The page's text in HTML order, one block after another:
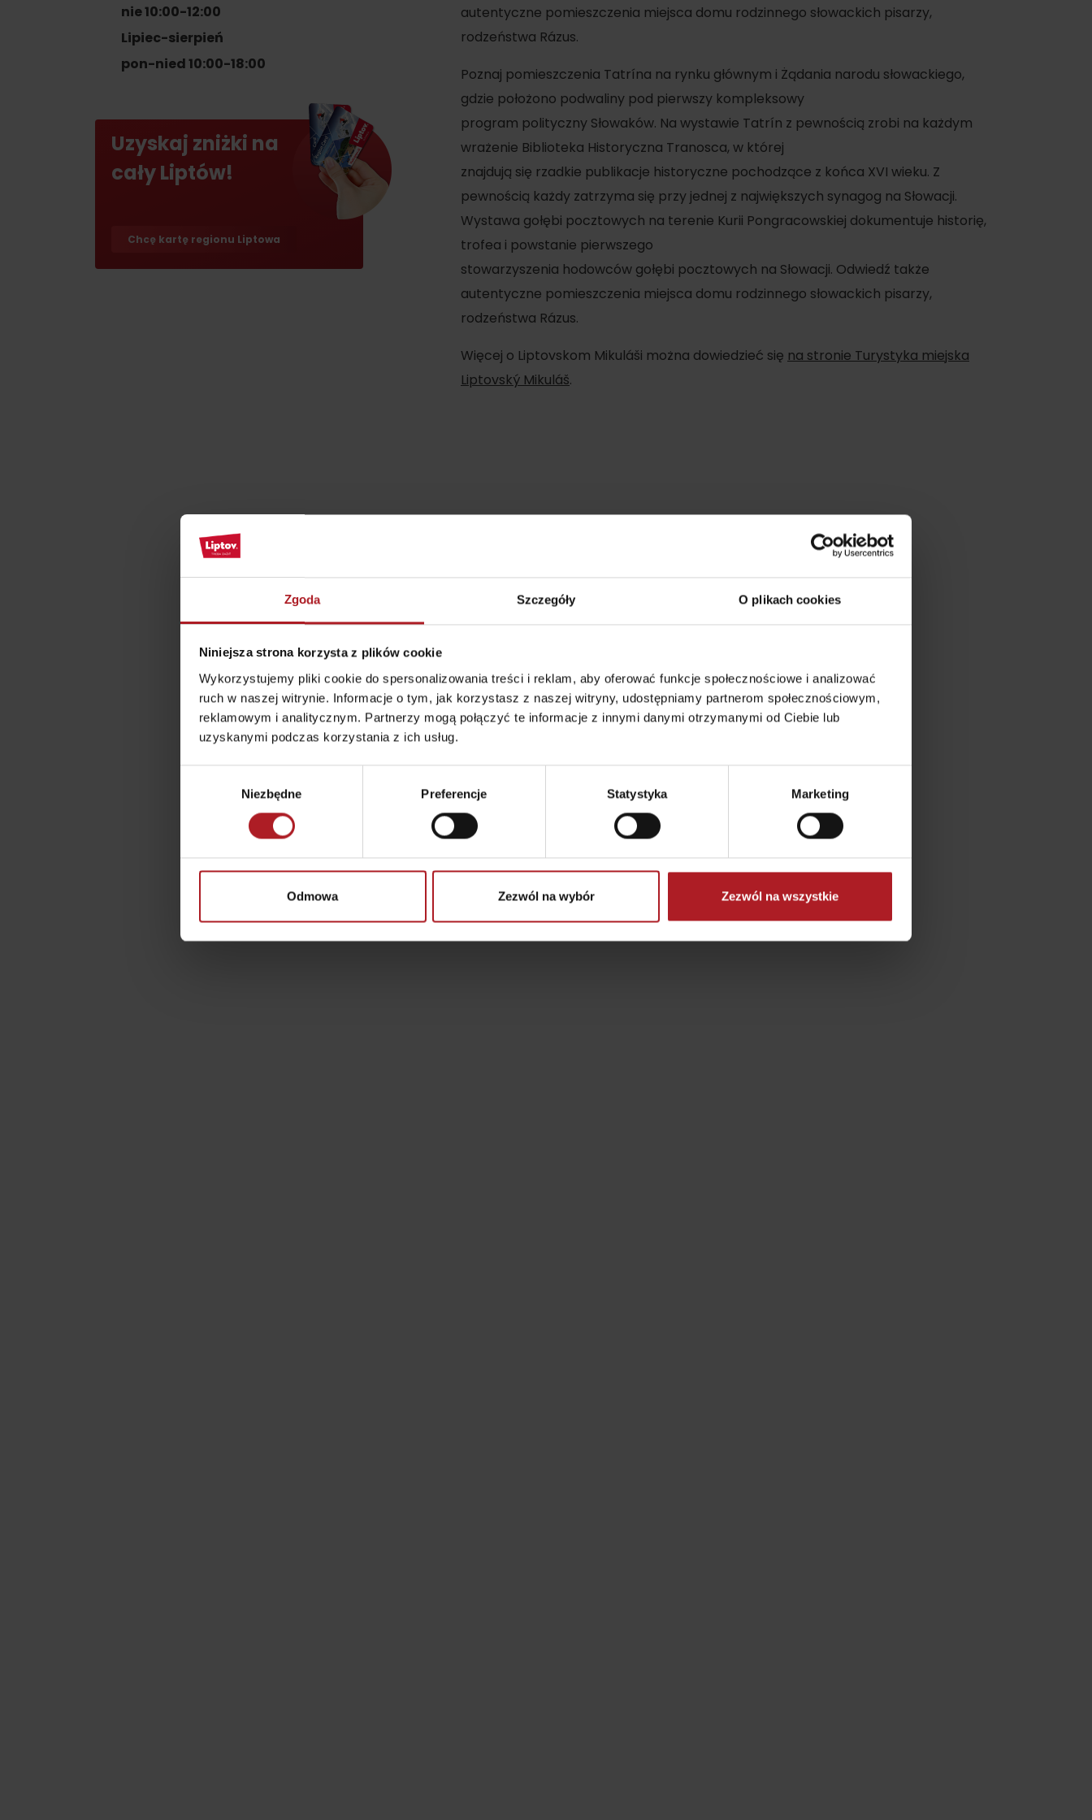
Zgoda Szczegóły O plikach cookies
Niniejsza strona korzysta z plików cookie
Wykorzystujemy pliki cookie do spersonalizowania treści i reklam, aby oferować funkcje społecznościowe i analizować
ruch w naszej witrynie. Informacje o tym, jak korzystasz z naszej witryny, udostępniamy partnerom społecznościowym,
reklamowym i analitycznym. Partnerzy mogą połączyć te informacje z innymi danymi otrzymanymi od Ciebie lub
uzyskanymi podczas korzystania z ich usług.
Niezbędne Preferencje Statystyka Marketing
Odmowa Zezwól na wybór Zezwól na wszystkie
Znajdź go razem z
Liptov Region Card!
Pogoda i kamery
Zasady przebywania w
Ratownictwo
ubezpieczeniowe w
miejscowość Liptovský
Ján
NAJLEPSZE ATRAKCJE
Wypożyczalnie
Liptov Region Card!
VŠETKY ČLÁNKY
Lista produktów
regionalnych
Gdzie kupić? Liptowskie droby
O MARCE PRODUKTOWEJ LIPTOVA
autentyczne pomieszczenia miejsca domu rodzinnego słowackich pisarzy,
rodzeństwa Rázus.
Poznaj pomieszczenia Tatrína na rynku głównym i Żądania narodu słowackiego,
gdzie położono podwaliny pod pierwszy kompleksowy
program polityczny Słowaków. Na wystawie Tatrín z pewnością zrobi na każdym
wrażenie Biblioteka Historyczna Tranosca, w której
znajdują się rzadkie publikacje historyczne pochodzące z końca XVI wieku. Z
pewnością każdy zatrzyma się przy jednej z największych synagog na Słowacji.
Wystawa gołębi pocztowych na terenie Kurii Pongracowskiej dokumentuje historię,
trofea i powstanie pierwszego
stowarzyszenia hodowców gołębi pocztowych na Słowacji. Odwiedź także
autentyczne pomieszczenia miejsca domu rodzinnego słowackich pisarzy,
rodzeństwa Rázus.
Więcej o Liptovskom Mikuláši można dowiedzieć się na stronie Turystyka miejska
Liptovský Mikuláš.
nie 10:00-12:00
Lipiec-sierpień
pon-nied 10:00-18:00
Uzyskaj zniżki na
cały Liptów!
Chcę kartę regionu Liptowa